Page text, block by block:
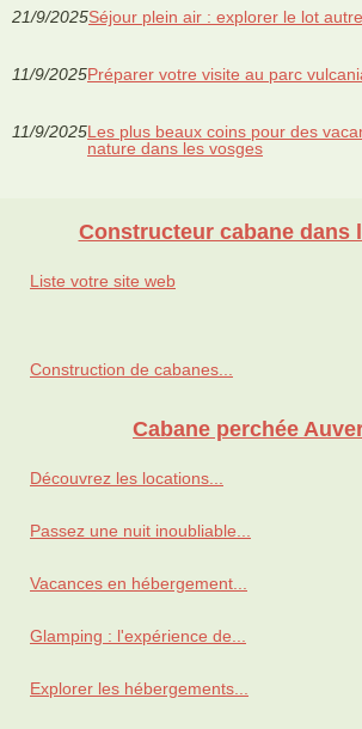
21/9/2025Séjour plein air : explorer le lot
11/9/2025Préparer votre visite au parc
11/9/2025Les plus beaux coins pour des
nature dans les vosges
Constructeur cabane dans
Liste votre site web
Construction de cabanes...
Cabane perchée
Découvrez les locations...
Passez une nuit inoubliable...
Vacances en hébergement...
Glamping : l'expérience de...
Explorer les hébergements...